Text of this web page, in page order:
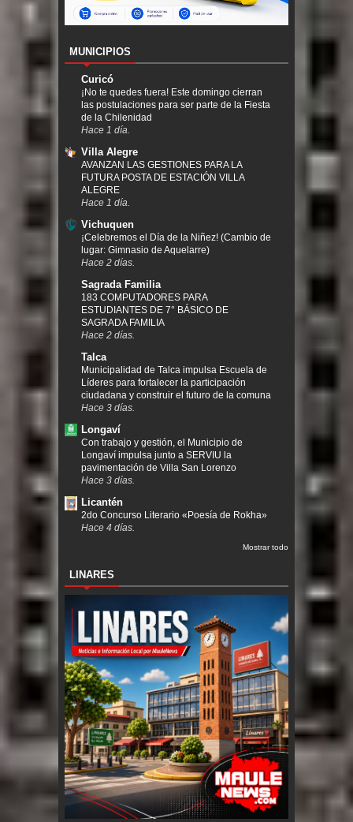
MUNICIPIOS
Curicó
¡No te quedes fuera! Este domingo cierran
las postulaciones para ser parte de la Fiesta
de la Chilenidad
Hace 1 día.
Villa Alegre
AVANZAN LAS GESTIONES PARA LA
FUTURA POSTA DE ESTACIÓN VILLA
ALEGRE
Hace 1 día.
Vichuquen
¡Celebremos el Día de la Niñez! (Cambio de
lugar: Gimnasio de Aquelarre)
Hace 2 días.
Sagrada Familia
183 COMPUTADORES PARA
ESTUDIANTES DE 7° BÁSICO DE
SAGRADA FAMILIA
Hace 2 días.
Talca
Municipalidad de Talca impulsa Escuela de
Líderes para fortalecer la participación
ciudadana y construir el futuro de la comuna
Hace 3 días.
Longaví
Con trabajo y gestión, el Municipio de
Longaví impulsa junto a SERVIU la
pavimentación de Villa San Lorenzo
Hace 3 días.
Licantén
2do Concurso Literario «Poesía de Rokha»
Hace 4 días.
Mostrar todo
LINARES